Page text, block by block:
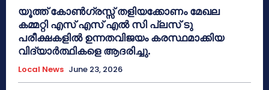
യൂത്ത് കോൺഗ്രസ്സ് തളിയക്കോണം മേഖല
കമ്മറ്റി എസ് എസ് എൽ സി പ്ലസ് ടു
പരീക്ഷകളിൽ ഉന്നതവിജയം കരസ്ഥമാക്കിയ
വിദ്യാർത്ഥികളെ ആദരിച്ചു.
Local News June 23, 2026